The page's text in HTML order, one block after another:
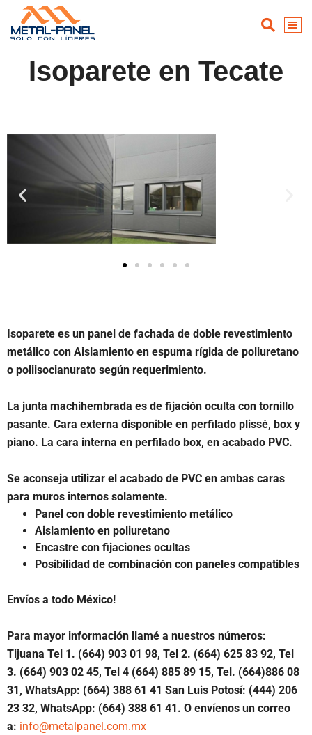
Isoparete en Tecate
Isoparete es un panel de fachada de doble revestimiento
metálico con Aislamiento en espuma rígida de poliuretano
o poliisocianurato según requerimiento.
La junta machihembrada es de fijación oculta con tornillo
pasante. Cara externa disponible en perfilado plissé, box y
piano. La cara interna en perfilado box, en acabado PVC.
Se aconseja utilizar el acabado de PVC en ambas caras
para muros internos solamente.
Panel con doble revestimiento metálico
Aislamiento en poliuretano
Encastre con fijaciones ocultas
Posibilidad de combinación con paneles compatibles
Envíos a todo México!
Para mayor información llamé a nuestros números:
Tijuana Tel 1. (664) 903 01 98, Tel 2. (664) 625 83 92, Tel
3. (664) 903 02 45, Tel 4 (664) 885 89 15, Tel. (664)886 08
31, WhatsApp: (664) 388 61 41 San Luis Potosí: (444) 206
23 32, WhatsApp: (664) 388 61 41. O envíenos un correo
a: info@metalpanel.com.mx